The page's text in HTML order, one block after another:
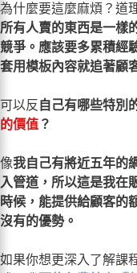
為什麼要這麼麻煩？道
所有人賣的東西是一樣
競爭。應該要多累積經
套用模板內容就追著顧
可以反 自己有哪些特別
的價值 ？
像我自己有將近五年的
入管道，所以這是我在
時候，能提供給顧客的
沒有的優勢。
如果你想更深入了解課